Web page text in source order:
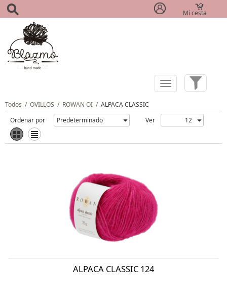
Mi cesta
Todos / OVILLOS / ROWAN OI / ALPACA CLASSIC
Ordenar por
Ver
ALPACA CLASSIC 124